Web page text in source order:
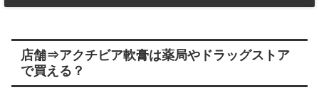
店舗⇒アクチビア軟膏は薬局やドラッグストア
で買える？